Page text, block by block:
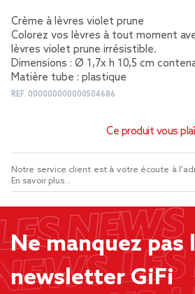
Crème à lèvres violet prune
Colorez vos lèvres à tout moment
lèvres violet prune irrésistible.
Dimensions : Ø 1,7x h 10,5 cm
Matière tube : plastique
REF. 000000000000504686
Ce produit vous
Notre service client est à votre écoute à
En savoir plus...
Ne manquez pas
newsletter GiFi